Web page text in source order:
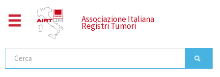
contenuto
Associazione Italiana
Registri Tumori